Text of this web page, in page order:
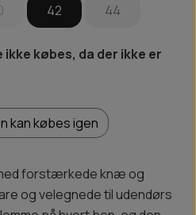
42 44
købes, da der ikke er
kan købes igen
forstærkede knæ og
og velegnede til udendørs